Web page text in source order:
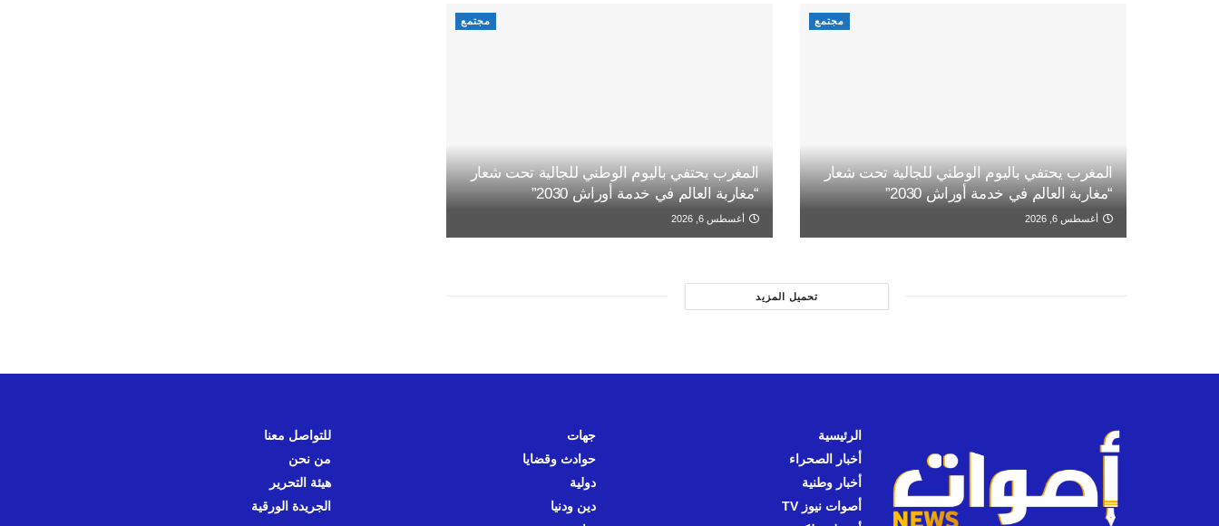
مجتمع
المغرب يحتفي باليوم الوطني للجالية تحت شعار
“مغاربة العالم في خدمة أوراش 2030”
أغسطس 6, 2026
مجتمع
المغرب يحتفي باليوم الوطني للجالية تحت شعار
“مغاربة العالم في خدمة أوراش 2030”
أغسطس 6, 2026
تحميل المزيد
الرئيسية
أخبار الصحراء
أخبار وطنية
أصوات نيوز TV
جهات
حوادث وقضايا
دولية
دين ودنيا
للتواصل معنا
من نحن
هيئة التحرير
الجريدة الورقية